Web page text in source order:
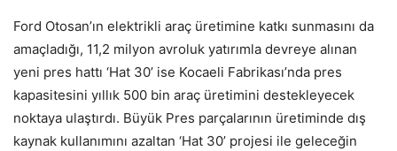
Ford Otosan’ın elektrikli araç üretimine katkı sunmasını da
amaçladığı, 11,2 milyon avroluk yatırımla devreye alınan
yeni pres hattı ‘Hat 30’ ise Kocaeli Fabrikası’nda pres
kapasitesini yıllık 500 bin araç üretimini destekleyecek
noktaya ulaştırdı. Büyük Pres parçalarının üretiminde dış
kaynak kullanımını azaltan ‘Hat 30’ projesi ile geleceğin